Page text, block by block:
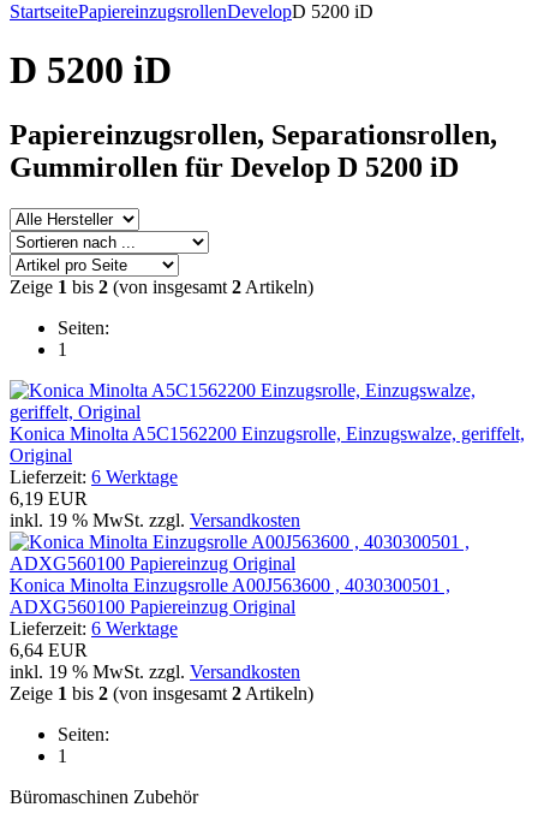
StartseitePapiereinzugsrollenDevelopD 5200 iD
D 5200 iD
Papiereinzugsrollen, Separationsrollen,
Gummirollen für Develop D 5200 iD
Zeige 1 bis 2 (von insgesamt 2 Artikeln)
Seiten:
1
Konica Minolta A5C1562200 Einzugsrolle, Einzugswalze, geriffelt,
Original
Lieferzeit: 6 Werktage
6,19 EUR
inkl. 19 % MwSt. zzgl. Versandkosten
Konica Minolta Einzugsrolle A00J563600 , 4030300501 ,
ADXG560100 Papiereinzug Original
Lieferzeit: 6 Werktage
6,64 EUR
inkl. 19 % MwSt. zzgl. Versandkosten
Zeige 1 bis 2 (von insgesamt 2 Artikeln)
Seiten:
1
Büromaschinen Zubehör